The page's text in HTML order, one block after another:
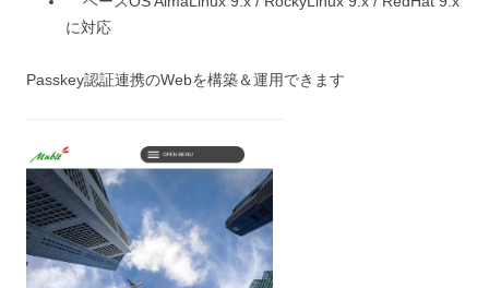
に対応
Passkey認証連携のWebを構築＆運用できます